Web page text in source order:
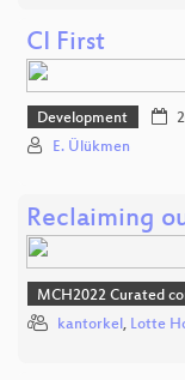
CI First
Development
E. Ülükmen
Reclaiming
MCH2022 Curated
kantorkel, Lotte